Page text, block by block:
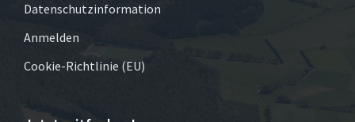
Datenschutzinformation
Anmelden
Cookie-Richtlinie (EU)